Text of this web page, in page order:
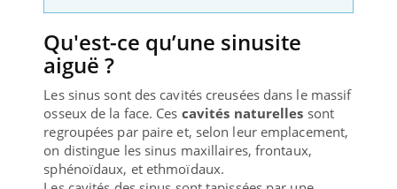
Qu'est-ce qu’une sinusite
aiguë ?
Les sinus sont des cavités creusées dans le massif
osseux de la face. Ces cavités naturelles sont
regroupées par paire et, selon leur emplacement,
on distingue les sinus maxillaires, frontaux,
sphénoïdaux, et ethmoïdaux.